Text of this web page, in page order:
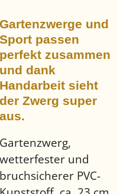
Gartenzwerge und
Sport passen
perfekt zusammen
und dank
Handarbeit sieht
der Zwerg super
aus.
Gartenzwerg,
wetterfester und
bruchsicherer PVC-